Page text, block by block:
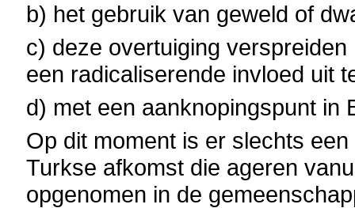
b) het gebruik van geweld of
c) deze overtuiging
een radicaliserende invloed uit
d) met een aanknopingspunt in
Op dit moment is er slechts
Turkse afkomst die ageren
opgenomen in de